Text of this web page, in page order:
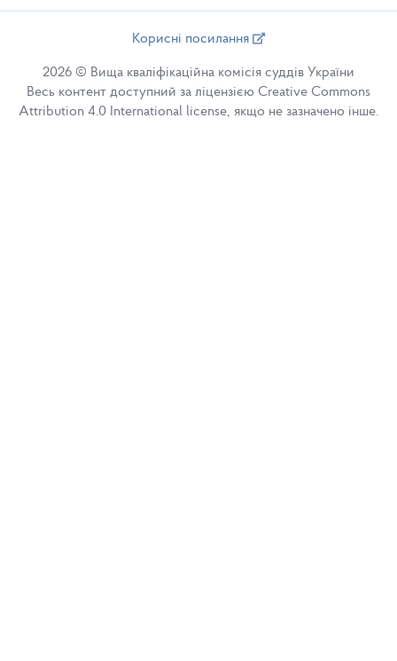
Корисні посилання
2026 © Вища кваліфікаційна комісія суддів України
Весь контент доступний за ліцензією Creative Commons
Attribution 4.0 International license, якщо не зазначено інше.